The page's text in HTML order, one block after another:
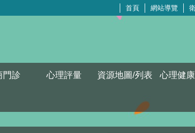
首頁 網站導覽
門診 心理評量 資源地圖/列表 心理健